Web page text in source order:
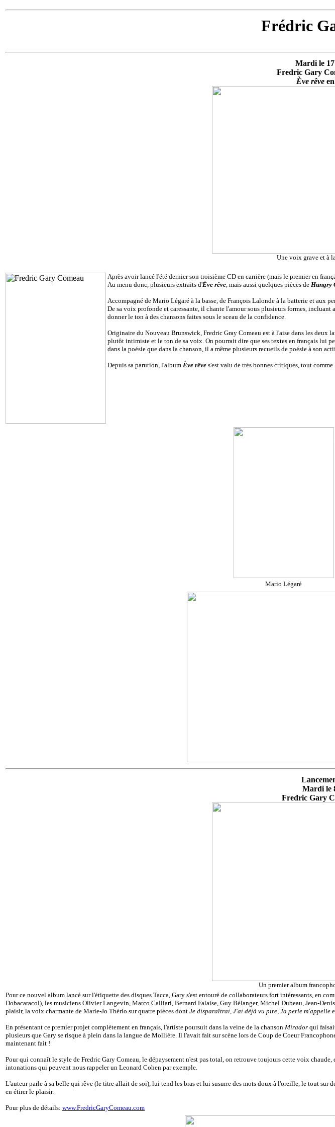
Frédric
Mardi le
Fredric Gary
Ève rêveen
Une voix grave et à
Après avoir lancé l'été dernier son troisième CD en carrière (mais le premier en
Au menu donc, plusieurs extraits d'Ève rêve, mais aussi quelques pièces de Hungry
Accompagné de Mario Légaré à la basse, de François Lalonde à la batterie et aux
De sa voix profonde et caressante, il chante l'amour sous plusieurs formes,
donner le ton à des chansons faites sous le sceau de la confidence.
Originaire du Nouveau Brunswick, Fredric Gray Comeau est à l'aise dans les deux
plutôt intimiste et le ton de sa voix. On pourrait dire que ses textes en français lui
dans la poésie que dans la chanson, il a même plusieurs recueils de poésie à son
Depuis sa parution, l'album Ève rêve s'est valu de très bonnes critiques, tout
Mario Légaré
Mardi le
Fredric Gary
Un premier album
Pour ce nouvel album lancé sur l'étiquette des disques Tacca, Gary s'est entouré de collaborateurs fort intéressants, en
Dobacaracol), les musiciens Olivier Langevin, Marco Calliari, Bernard Falaise, Guy Bélanger, Michel Dubeau, Jean-
plaisir, la voix charmante de Marie-Jo Thério sur quatre pièces dont Je disparaîtrai, J'ai déjà vu pire, Ta perle m'appelle
En présentant ce premier projet complètement en français, l'artiste poursuit dans la veine de la chanson Mirador qui
plusieurs que Gary se risque à plein dans la langue de Mollière. Il l'avait fait sur scène lors de Coup de Coeur
maintenant fait !
Pour qui connaît le style de Fredric Gary Comeau, le dépaysement n'est pas total, on retrouve toujours cette voix
intonations qui peuvent nous rappeler un Leonard Cohen par exemple.
L'auteur parle à sa belle qui rêve (le titre allait de soi), lui tend les bras et lui susurre des mots doux à l'oreille, le tout sur
en étirer le plaisir.
Pour plus de détails: www.FredricGaryComeau.com